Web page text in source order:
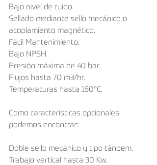
Bajo nivel de ruido.
Sellado mediante sello mecánico o
acoplamiento magnético.
Fácil Mantenimiento.
Bajo NPSH.
Presión máxima de 40 bar.
Flujos hasta 70 m3/hr.
Temperaturas hasta 160°C.
Como caracteristicas opcionales
podemos encontrar:
Doble sello mecánico y tipo tándem.
Trabajo vertical hasta 30 Kw.